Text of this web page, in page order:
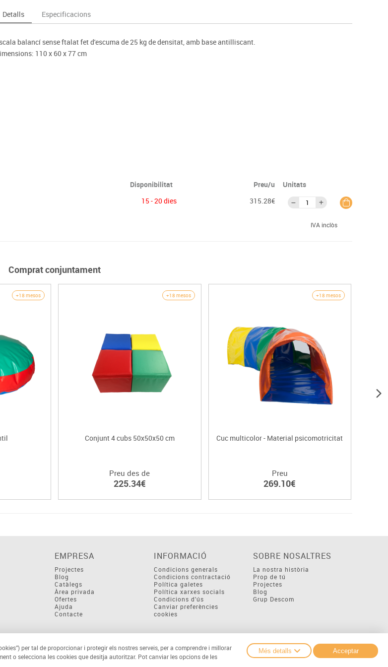
Taules escolars, abatibles i polivalents
Penjadors, prestatges i taquilles
Entrenament
Esports raqueta
Gimnàstica rítmica
Detalls Especificacions
balancí sense ftalat fet d'escuma de 25 kg de densitat, amb base antilliscant.
110 x 60 x 77 cm
Disponibilitat Preu/u
Unitats
15 - 20 dies 315.28€
IVA inclòs
Comprat conjuntament
+18 mesos +18 mesos
Conjunt 4 cubs 50x50x50 cm
Preu des de
225.34€
+18 mesos
Cuc multicolor - Material psicomotricitat
Preu
269.10€
EMPRESA
Projectes
Blog
Catàlegs
Àrea privada
Ofertes
Ajuda
Contacte
INFORMACIÓ
Condicions generals
Condicions contractació
Política galetes
Política xarxes socials
Condicions d'ús
Canviar preferències
cookies
SOBRE NOSALTRES
La nostra història
Prop de tú
Projectes
Blog
Grup Descom
per tal de proporcionar i protegir els nostres serveis, per a comprendre i millorar
o selecciona les cookies que desitja autoritzar. Pot canviar les opcions de les
Més detalls Acceptar